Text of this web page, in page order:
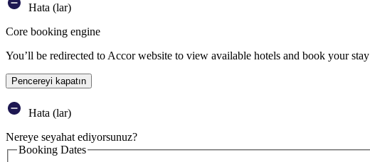
Hata (lar)
Core booking engine
You’ll be redirected to Accor website to view available hotels and book your stay
Pencereyi kapatın
Hata (lar)
Nereye seyahat ediyorsunuz?
Booking Dates